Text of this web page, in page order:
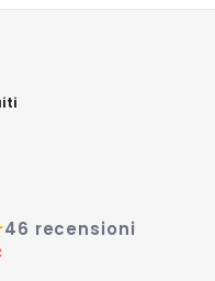
46 recensioni